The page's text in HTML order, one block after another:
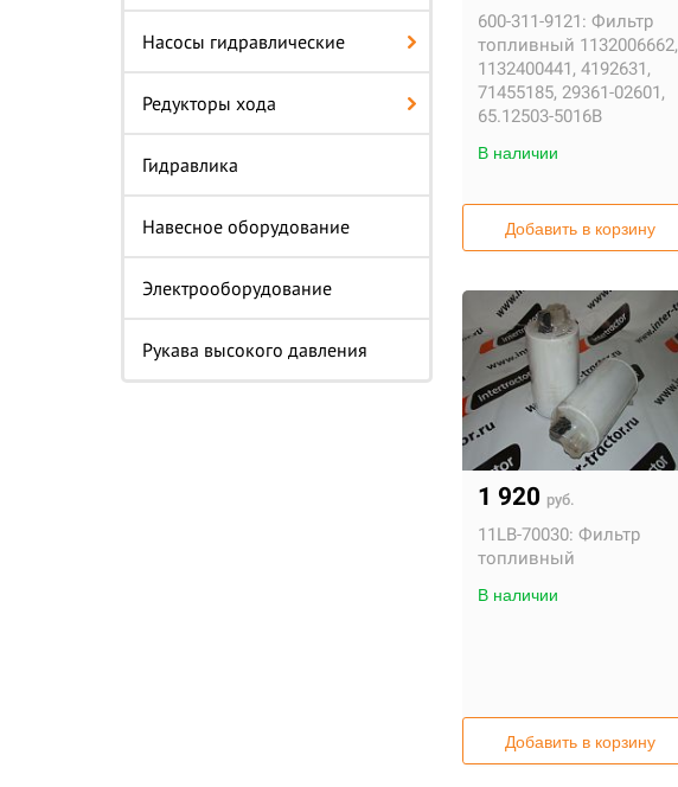
Насосы гидравлические
Редукторы хода
Гидравлика
Навесное оборудование
Электрооборудование
Рукава высокого давления
600-311-9121: Фильтр
топливный 1132006662,
1132400441, 4192631,
71455185, 29361-02601,
65.12503-5016B
В наличии
Добавить в корзину
1 920 руб.
11LB-70030: Фильтр
топливный
В наличии
Добавить в корзину